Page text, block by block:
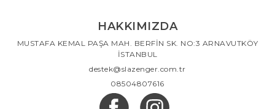
HAKKIMIZDA
MUSTAFA KEMAL PAŞA MAH. BERFİN SK. NO:3 ARNAVUTKÖY
İSTANBUL
destek@slazenger.com.tr
08504807616